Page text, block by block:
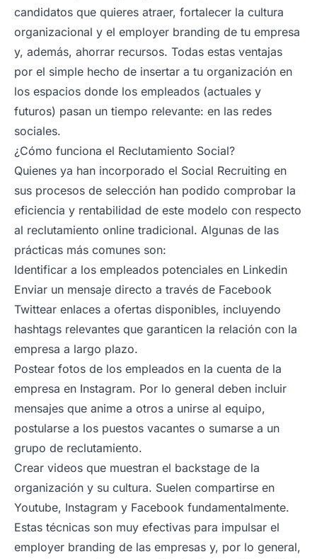
candidatos que quieres atraer, fortalecer la cultura
organizacional y el employer branding de tu empresa
y, además, ahorrar recursos. Todas estas ventajas
por el simple hecho de insertar a tu organización en
los espacios donde los empleados (actuales y
futuros) pasan un tiempo relevante: en las redes
sociales.
¿Cómo funciona el Reclutamiento Social?
Quienes ya han incorporado el Social Recruiting en
sus procesos de selección han podido comprobar la
eficiencia y rentabilidad de este modelo con respecto
al reclutamiento online tradicional. Algunas de las
prácticas más comunes son:
Identificar a los empleados potenciales en Linkedin
Enviar un mensaje directo a través de Facebook
Twittear enlaces a ofertas disponibles, incluyendo
hashtags relevantes que garanticen la relación con la
empresa a largo plazo.
Postear fotos de los empleados en la cuenta de la
empresa en Instagram. Por lo general deben incluir
mensajes que anime a otros a unirse al equipo,
postularse a los puestos vacantes o sumarse a un
grupo de reclutamiento.
Crear videos que muestran el backstage de la
organización y su cultura. Suelen compartirse en
Youtube, Instagram y Facebook fundamentalmente.
Estas técnicas son muy efectivas para impulsar el
employer branding de las empresas y, por lo general,